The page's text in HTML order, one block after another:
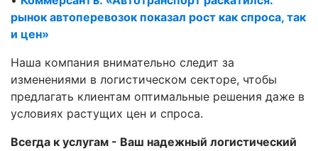
рынок автоперевозок показал рост как спроса, так
и цен»
Наша компания внимательно следит за
изменениями в логистическом секторе, чтобы
предлагать клиентам оптимальные решения даже в
условиях растущих цен и спроса.
Всегда к услугам - Ваш надежный логистический